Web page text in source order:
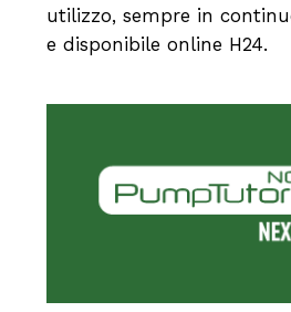
utilizzo, sempre in
e disponibile online H24.
Configura la soluzione
tue
Scopri di